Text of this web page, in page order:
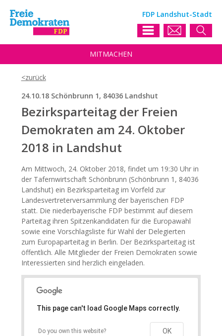
FDP Landshut-Stadt
MITMACHEN
24.10.18 Schönbrunn 1, 84036 Landshut
Bezirksparteitag der Freien
Demokraten am 24. Oktober
2018 in Landshut
Am Mittwoch, 24. Oktober 2018, findet um 19:30 Uhr in
der Tafernwirtschaft Schönbrunn (Schönbrunn 1, 84036
Landshut) ein Bezirksparteitag im Vorfeld zur
Landesvertreterversammlung der bayerischen FDP
statt. Die niederbayerische FDP bestimmt auf diesem
Parteitag ihren Spitzenkandidaten für die Europawahl
sowie eine Vorschlagsliste für Wahl der Delegierten
zum Europaparteitag in Berlin. Der Bezirksparteitag ist
öffentlich. Alle Mitglieder der Freien Demokraten sowie
Interessierten sind herzlich eingeladen.
This page can't load Google Maps correctly.
Do you own this website? OK